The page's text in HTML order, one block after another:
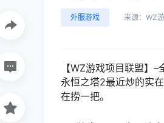
外服游戏 来源： WZ
【WZ游戏项目联盟】
永恒之塔2最近炒的实
在捞一把。